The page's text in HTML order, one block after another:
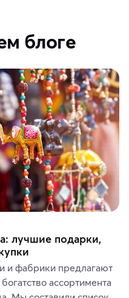
блоге
лучшие подарки,
и фабрики предлагают
ассортимента